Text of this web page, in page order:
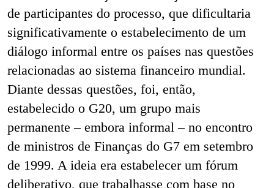
de participantes do processo, que dificultaria
significativamente o estabelecimento de um
diálogo informal entre os países nas questões
relacionadas ao sistema financeiro mundial.
Diante dessas questões, foi, então,
estabelecido o G20, um grupo mais
permanente – embora informal – no encontro
de ministros de Finanças do G7 em setembro
de 1999. A ideia era estabelecer um fórum
deliberativo, que trabalhasse com base no